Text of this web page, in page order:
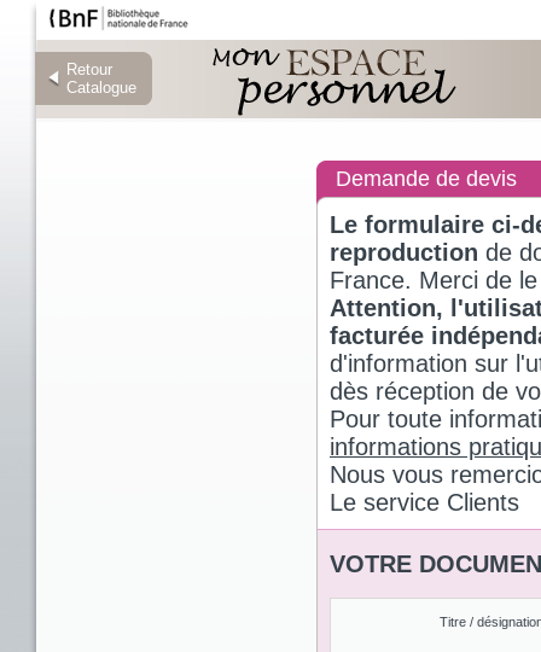
Retour
Catalogue
Retour
Catalogue
Demande de devis
Le formulaire ci-
reproduction de
France. Merci de
Attention,
facturée
d'information sur
dès réception de
Pour toute
informations
Nous vous
Le service Clients
VOTRE
Titre /